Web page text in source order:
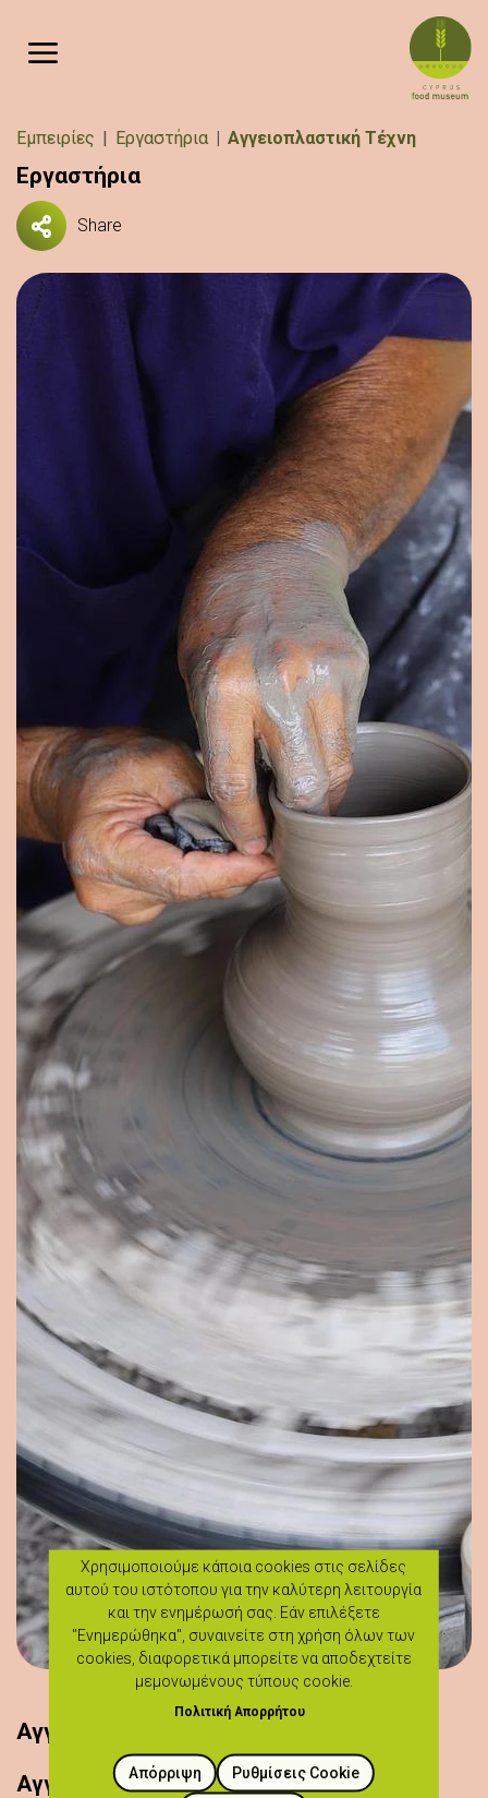
Breadcrumb
Εμπειρίες Εργαστήρια Αγγειοπλαστική Τέχνη
Εργαστήρια
Share
Αγγειοπλαστική τέχνη
Aγγειοπλαστική / Κεραμική / Γυαλί
Χρησιμοποιούμε κάποια cookies στις σελίδες
αυτού του ιστότοπου για την καλύτερη λειτουργία
και την ενημέρωσή σας. Εάν επιλέξετε
"Ενημερώθηκα", συναινείτε στη χρήση όλων των
cookies, διαφορετικά μπορείτε να αποδεχτείτε
μεμονωμένους τύπους cookie.
Πολιτική Απορρήτου
Ρυθμίσεις Cookie
Απόρριψη